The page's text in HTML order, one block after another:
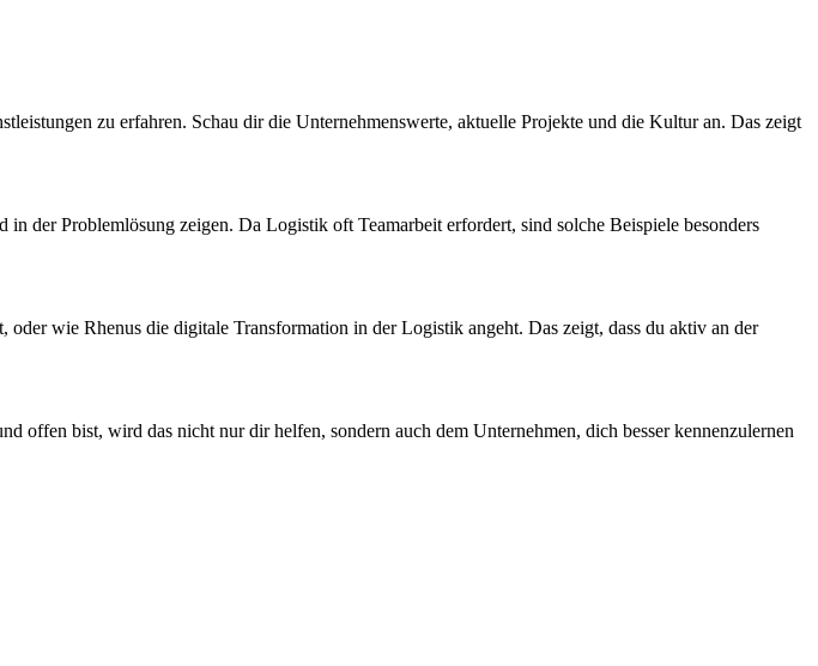
zu erfahren. Schau dir die Unternehmenswerte, aktuelle Projekte und die Kultur an. Das zeigt
der Problemlösung zeigen. Da Logistik oft Teamarbeit erfordert, sind solche Beispiele besonders
wie Rhenus die digitale Transformation in der Logistik angeht. Das zeigt, dass du aktiv an der
bist, wird das nicht nur dir helfen, sondern auch dem Unternehmen, dich besser kennenzulernen